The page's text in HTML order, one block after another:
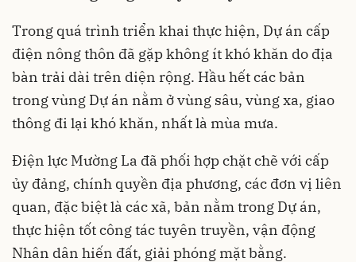
Trong quá trình triển khai thực hiện, Dự án cấp
điện nông thôn đã gặp không ít khó khăn do địa
bàn trải dài trên diện rộng. Hầu hết các bản
trong vùng Dự án nằm ở vùng sâu, vùng xa, giao
thông đi lại khó khăn, nhất là mùa mưa.
Điện lực Mường La đã phối hợp chặt chẽ với cấp
ủy đảng, chính quyền địa phương, các đơn vị liên
quan, đặc biệt là các xã, bản nằm trong Dự án,
thực hiện tốt công tác tuyên truyền, vận động
Nhân dân hiến đất, giải phóng mặt bằng.